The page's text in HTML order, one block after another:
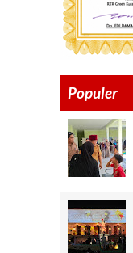
Populer